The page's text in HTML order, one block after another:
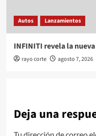
Autos Lanzamientos
INFINITI revela la
rayo corte agosto 7, 2026
Deja una